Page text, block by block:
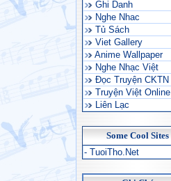
Ghi Danh
Nghe Nhac
Tủ Sách
Viet Gallery
Anime Wallpaper
Nghe Nhạc Việt
Đọc Truyện CKTN
Truyện Việt Online
Liên Lạc
Some Cool Sites
- TuoiTho.Net